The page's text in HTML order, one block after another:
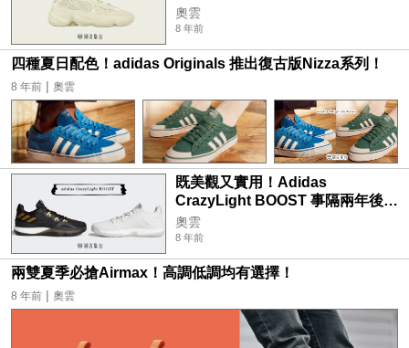
500 Supermoon Yellow！
奧雲
8 年前
四種夏日配色！adidas Originals 推出復古版Nizza系列！
8 年前 | 奧雲
既美觀又實用！Adidas
CrazyLight BOOST 事隔兩年後回
歸！
奧雲
8 年前
兩雙夏季必搶Airmax！高調低調均有選擇！
8 年前 | 奧雲